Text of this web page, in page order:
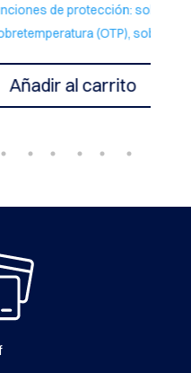
(OCP),
(OPP).
Blanco